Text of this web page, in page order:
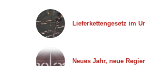
Lieferkettengesetz im
Neues Jahr, neue